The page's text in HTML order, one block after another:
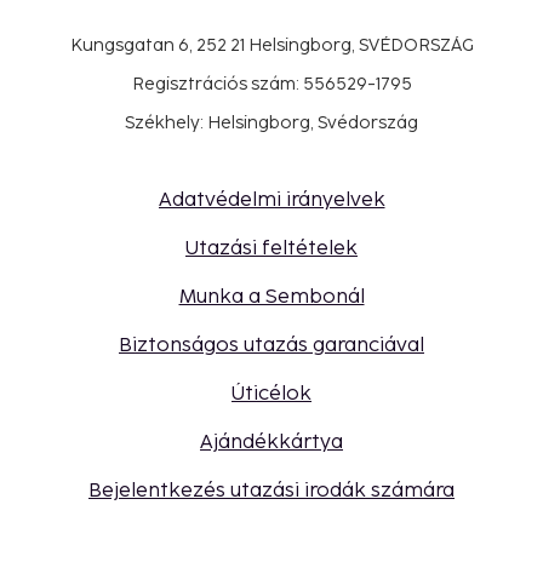
Kungsgatan 6, 252 21 Helsingborg, SVÉDORSZÁG
Regisztrációs szám: 556529-1795
Székhely: Helsingborg, Svédország
Adatvédelmi irányelvek
Utazási feltételek
Munka a Sembonál
Biztonságos utazás garanciával
Úticélok
Ajándékkártya
Bejelentkezés utazási irodák számára